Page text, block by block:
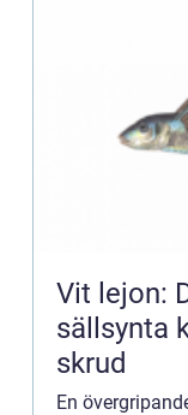
Vit lejon:
sällsynta
skrud
En